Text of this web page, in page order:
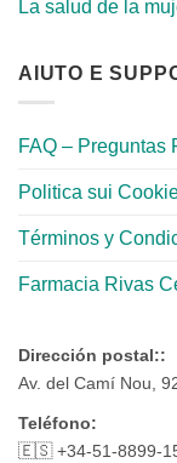
La salud de la
AIUTO E
FAQ – Preguntas
Politica sui
Términos y
Farmacia Rivas
Dirección postal::
Av. del Camí Nou,
Teléfono:
🇪🇸 +34-51-8899-